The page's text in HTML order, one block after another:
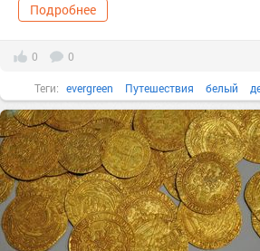
Подробнее
0 0
Теги: evergreen Путешествия белый